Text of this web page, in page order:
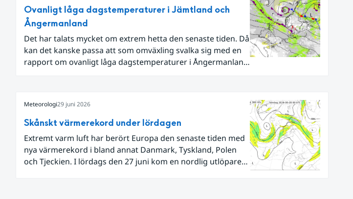
Ovanligt låga dagstemperaturer i Jämtland och
Ångermanland
Det har talats mycket om extrem hetta den senaste tiden. Då
kan det kanske passa att som omväxling svalka sig med en
rapport om ovanligt låga dagstemperaturer i Ångermanland
Meteorologi29 juni 2026
Skånskt värmerekord under lördagen
Extremt varm luft har berört Europa den senaste tiden med
nya värmerekord i bland annat Danmark, Tyskland, Polen
och Tjeckien. I lördags den 27 juni kom en nordlig utlöpare